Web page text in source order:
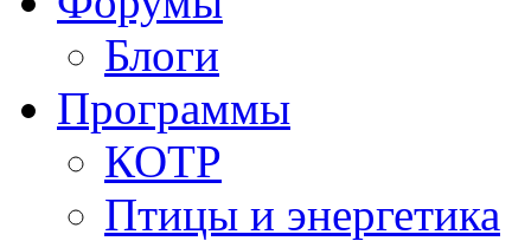
Блоги
Программы
КОТР
Птицы и энергетика